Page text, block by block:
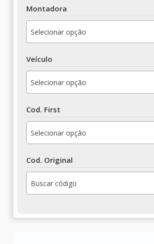
Montadora
Selecionar opção
Veículo
Selecionar opção
Cod. First
Selecionar opção
Cod. Original
Buscar código